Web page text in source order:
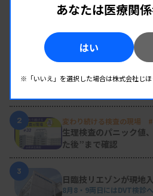
人気の記事
新人臨床検査技師の歩き
2 変わり続ける検査の現場
生理検査のパニック値
た後”まで確認
3
日臨技リエゾンが現地
8月8・9両日にはDVT検診へ
あなたは医療関
はい
※「いいえ」を選択した場合は株式会社じほ